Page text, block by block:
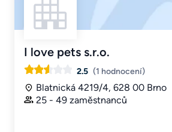
I love pets s.r.o.
2.5 (1 hodnocení)
Blatnická 4219/4, 628 00 Brno
25 - 49 zaměstnanců